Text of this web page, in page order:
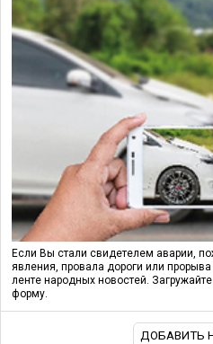
Если Вы стали свидетелем аварии,
явления, провала дороги или
ленте народных новостей.
форму.
ДОБАВИТЬ